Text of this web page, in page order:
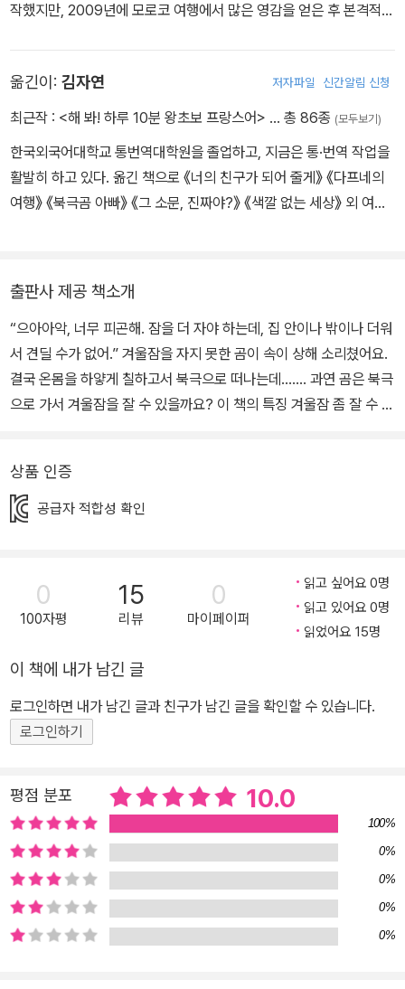
작했지만, 2009년에 모로코 여행에서 많은 영감을 얻은 후 본격적으
다. 우리나라에 소개된 책으로는 《로빈슨 크루소》가 있어요.
옮긴이: 김자연 저자파일 신간알림 신청
최근작 : <해 봐! 하루 10분 왕초보 프랑스어> … 총 86종 (모두보기)
한국외국어대학교 통번역대학원을 졸업하고, 지금은 통·번역 작업을
활발히 하고 있다. 옮긴 책으로 《너의 친구가 되어 줄게》 《다프네의
여행》 《북극곰 아빠》 《그 소문, 진짜야?》 《색깔 없는 세상》 외 여러
출판사 제공 책소개
“으아아악, 너무 피곤해. 잠을 더 자야 하는데, 집 안이나 밖이나 더워
서 견딜 수가 없어.” 겨울잠을 자지 못한 곰이 속이 상해 소리쳤어요.
결국 온몸을 하얗게 칠하고서 북극으로 떠나는데……. 과연 곰은 북극
으로 가서 겨울잠을 잘 수 있을까요? 이 책의 특징 겨울잠 좀 잘 수 있
부터 2023년까지 해마다 평균 2,730억 톤의 빙하가 녹아내리면서
전 세계 빙하의 5%가 사라졌다고 해요. 그 바람에 해수면이 2cm가
정말 어마어마하지 않나요?ㅠㅠ 그런데 어쩌다 이런 일이 생기는 걸
까요? 이미 짐작했겠지만, 이 모든 게 지구 온난화 때문이에요. 지구
온난화는 이상 기후 문제로 이어져 이제 우리가 피부로 직접 느낄 정
도에 이르렀어요. 기온이 높아서 물고기 개체 수가 줄어들고, 무나 배
추 같은 농산물, 그리고 딸기와 감귤 같은 과일의 수확량이 적어 가격
이 점점 높아지고 있지요. 바꾸어 말하면, 동물이고 식물이고 사람이
고 이상 기후 때문에 지구에서 살아가기가 몹시 힘들어졌다는 뜻이기
런 이야기를 하고 있어요. 지구 온난화 때문에 괴로움에 빠진 곰 이야
기가 나오거든요. 다 알다시피, 곰은 겨울잠을 자는 동물이잖아요. 그
런데 너무너무 더워서 겨울잠을 제대로 자지 못한 채 봄을 맞게 되어
요. 대체 어떤 사연인지 다 같이 귀를 기울여 볼까요? 온몸을 하얗게
칠한다고? _ 갈색곰이 지구 온난화에서 살아남는 방법?! 새들이 노래
하고 곤충들이 춤을 추며 봄의 시작을 알려요. 생쥐는 오늘을 손꼽아
기다렸어요. 세상에서 제일 친한 친구 곰의 겨울잠이 끝나는 날이거
상품 인증
공급자 적합성 확인
0
100자평
15
리뷰
0
마이페이퍼
읽고 싶어요 0명
읽고 있어요 0명
읽었어요 15명
이 책에 내가 남긴 글
로그인하면 내가 남긴 글과 친구가 남긴 글을 확인할 수 있습니다.
로그인하기
평점 분포 10.0
100%
0%
0%
0%
0%